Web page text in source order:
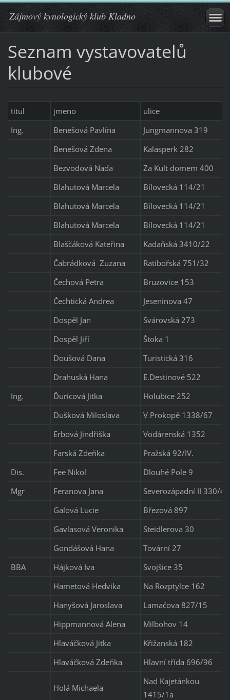
Zájmový kynologický klub Kladno
Seznam vystavovatelů
klubové
titul jmeno
ulice
Ing.
Benešová Pavlína
Jungmannova 319
Benešová Zdena
Kalasperk 282
Bezvodová Naďa
Za Kult domem 400
Blahutová Marcela
Bílovecká 114/21
Blahutová Marcela
Bílovecká 114/21
Blahutová Marcela
Bílovecká 114/21
Blaščáková Kateřina
Kadaňská 3410/22
Čabrádková Zuzana
Ratibořská 751/32
Čechová Petra
Bruzovice 153
Čechtická Andrea
Jeseninova 47
Dospěl Jan
Svárovská 273
Dospěl Jiří
Štoka 1
Doušová Dana
Turistická 316
Drahuská Hana
E.Destinové 522
Ing.
Ďuricová Jitka
Holubice 252
Dušková Miloslava
V Prokopě 1338/67
Erbová Jindřiška
Vodárenská 1352
Farská Zdeňka
Pražská 92/IV.
Dis.
Fee Nikol
Dlouhé Pole 9
Mgr
Feranova Jana
Severozápadní II 330/4
Galová Lucie
Březová 897
Gavlasová Veronika
Steidlerova 30
Gondášová Hana
Tovární 27
BBA
Hájková Iva
Svojšice 35
Hametová Hedvika
Na Rozptylce 162
Hanyšová Jaroslava
Lamačova 827/15
Hippmannová Alena
Milbohov 14
Hlaváčková Jitka
Křižanská 182
Hlaváčková Zdeňka
Hlavní třída 696/96
Holá Michaela
Nad Kajetánkou
1415/1a